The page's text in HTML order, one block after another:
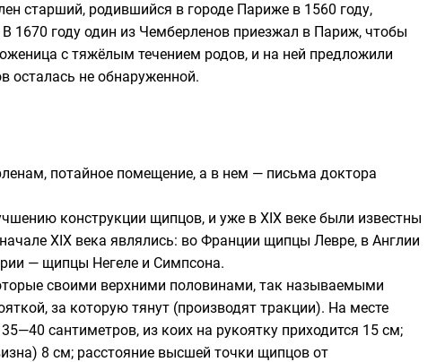
старший, родившийся в городе Париже в 1560 году,
В 1670 году один из Чемберленов приезжал в Париж, чтобы
с тяжёлым течением родов, и на ней предложили
осталась не обнаруженной.
потайное помещение, а в нем — письма доктора
конструкции щипцов, и уже в XIX веке были известны
XIX века являлись: во Франции щипцы Левре, в Англии
— щипцы Негеле и Симпсона.
своими верхними половинами, так называемыми
за которую тянут (производят тракции). На месте
сантиметров, из коих на рукоятку приходится 15 см;
8 см; расстояние высшей точки щипцов от